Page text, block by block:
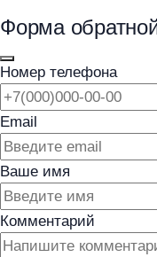
Форма
Номер телефона
Email
Ваше имя
Комментарий